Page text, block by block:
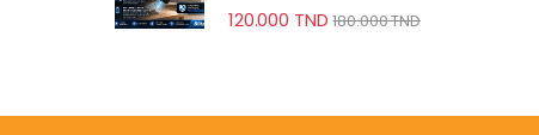
120.000 TND 180.000TND